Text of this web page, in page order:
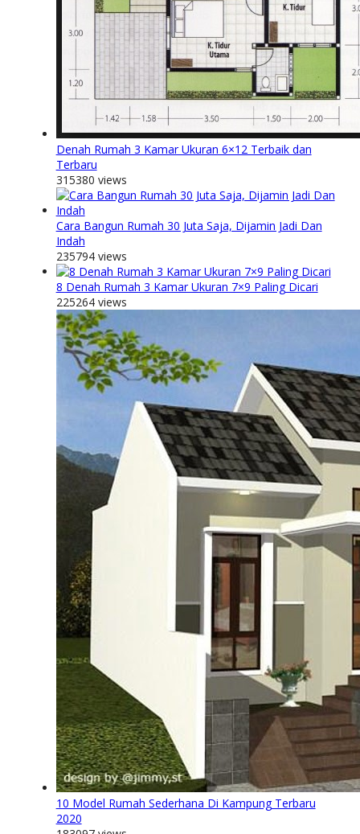
Denah Rumah 3 Kamar Ukuran 6×12 Terbaik dan
Terbaru
315380 views
Cara Bangun Rumah 30 Juta Saja, Dijamin Jadi Dan
Indah
235794 views
8 Denah Rumah 3 Kamar Ukuran 7×9 Paling Dicari
225264 views
10 Model Rumah Sederhana Di Kampung Terbaru
2020